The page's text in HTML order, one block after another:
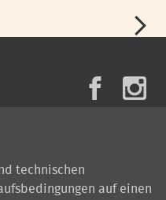
technischen
auf einen